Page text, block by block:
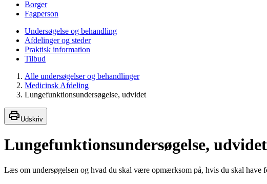
Borger
Fagperson
Undersøgelse og behandling
Afdelinger og steder
Praktisk information
Tilbud
Alle undersøgelser og behandlinger
Medicinsk Afdeling
Lungefunktionsundersøgelse, udvidet
Udskriv
Lungefunktionsundersøgelse, udvidet
Læs om undersøgelsen og hvad du skal være opmærksom på, hvis du skal